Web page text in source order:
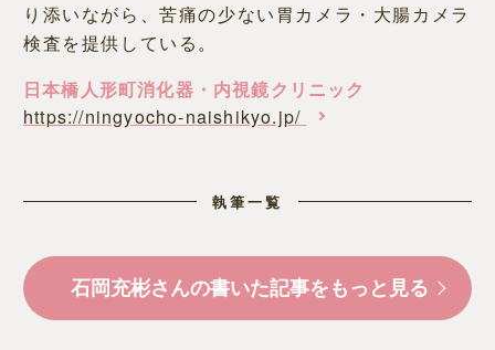
り添いながら、苦痛の少ない胃カメラ・大腸カメラ
検査を提供している。
日本橋人形町消化器・内視鏡クリニック
https://ningyocho-naishikyo.jp/
執筆一覧
石岡充彬さんの書いた記事をもっと見る